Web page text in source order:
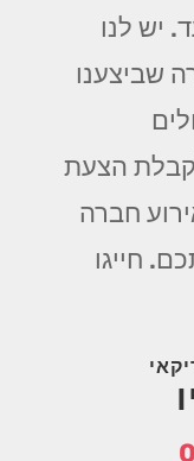
לסועד. יש לנו
שביצענו
הצעת
חברה
חייגו